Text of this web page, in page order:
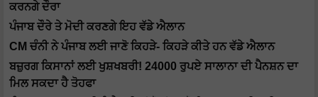
ਕਰਨਗੇ ਦੌਰਾ
ਪੰਜਾਬ ਦੌਰੇ ਤੇ ਮੋਦੀ ਕਰਣਗੇ ਇਹ ਵੱਡੇ ਐਲਾਨ
CM ਚੰਨੀ ਨੇ ਪੰਜਾਬ ਲਈ ਜਾਣੋ ਕਿਹੜੇ- ਕਿਹੜੇ ਕੀਤੇ ਹਨ ਵੱਡੇ ਐਲਾਨ
ਬਜ਼ੁਰਗ ਕਿਸਾਨਾਂ ਲਈ ਖੁਸ਼ਖਬਰੀ! 24000 ਰੁਪਏ ਸਾਲਾਨਾ ਦੀ ਪੈਨਸ਼ਨ ਦਾ
ਮਿਲ ਸਕਦਾ ਹੈ ਤੋਹਫਾ